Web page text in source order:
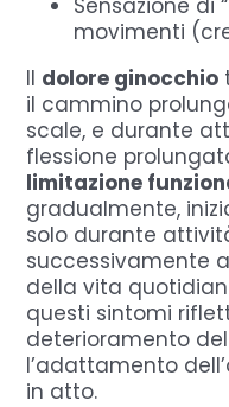
Sensazione di
movimenti
Il dolore ginocchio
il cammino
scale, e durante
flessione
limitazione
gradualmente,
solo durante
successivamente
della vita
questi sintomi
deterioramento
l’adattamento
in atto.